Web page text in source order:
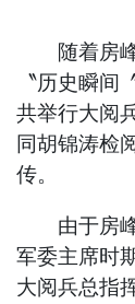
随着房峰
〝历史瞬
共举行大阅
同胡锦涛检
传。
由于房峰
军委主席时
大阅兵总指